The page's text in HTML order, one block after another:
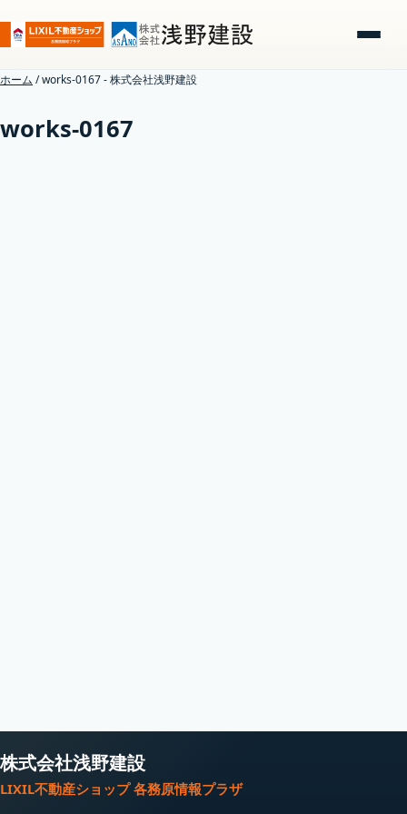
ホーム /works-0167 - 株式会社浅野建設
works-0167
株式会社浅野建設
LIXIL不動産ショップ 各務原情報プラザ